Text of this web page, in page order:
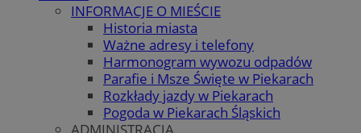
INFORMACJE O MIEŚCIE
Historia miasta
Ważne adresy i telefony
Harmonogram wywozu odpadów
Parafie i Msze Święte w Piekarach
Rozkłady jazdy w Piekarach
Pogoda w Piekarach Śląskich